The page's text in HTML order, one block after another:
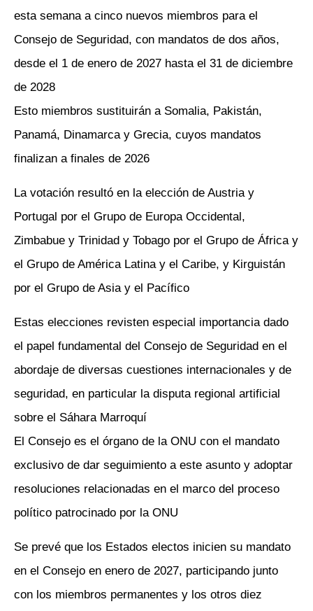
esta semana a cinco nuevos miembros para el
Consejo de Seguridad, con mandatos de dos años,
desde el 1 de enero de 2027 hasta el 31 de diciembre
de 2028
Esto miembros sustituirán a Somalia, Pakistán,
Panamá, Dinamarca y Grecia, cuyos mandatos
finalizan a finales de 2026
La votación resultó en la elección de Austria y
Portugal por el Grupo de Europa Occidental,
Zimbabue y Trinidad y Tobago por el Grupo de África y
el Grupo de América Latina y el Caribe, y Kirguistán
por el Grupo de Asia y el Pacífico
Estas elecciones revisten especial importancia dado
el papel fundamental del Consejo de Seguridad en el
abordaje de diversas cuestiones internacionales y de
seguridad, en particular la disputa regional artificial
sobre el Sáhara Marroquí
El Consejo es el órgano de la ONU con el mandato
exclusivo de dar seguimiento a este asunto y adoptar
resoluciones relacionadas en el marco del proceso
político patrocinado por la ONU
Se prevé que los Estados electos inicien su mandato
en el Consejo en enero de 2027, participando junto
con los miembros permanentes y los otros diez